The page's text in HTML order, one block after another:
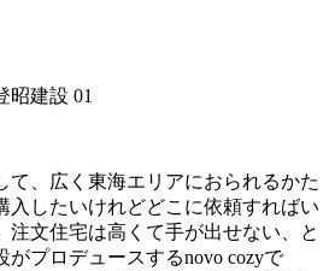
昭建設 01
て、広く東海エリアにおられるかた
入したいけれどどこに依頼すればい
注文住宅は高くて手が出せない、と
がプロデュースするnovo cozyで